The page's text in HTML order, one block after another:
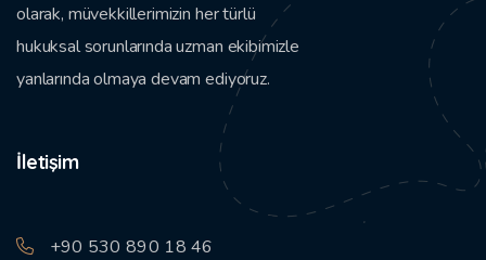
olarak, müvekkillerimizin her türlü
hukuksal sorunlarında uzman ekibimizle
yanlarında olmaya devam ediyoruz.
İletişim
+90 530 890 18 46